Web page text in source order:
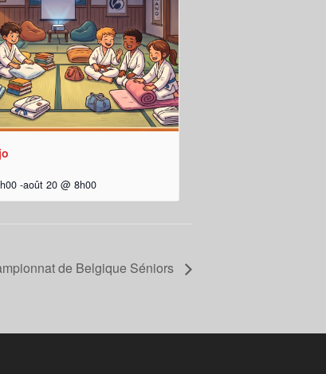
-août 20 @ 8h00
de Belgique Séniors